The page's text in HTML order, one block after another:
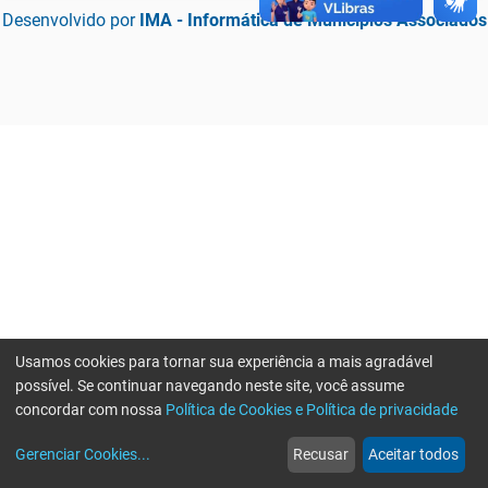
Desenvolvido por IMA - Informática de Municípios Associados
web
Notícias
more_horiz
Mais
Usamos cookies para tornar sua experiência a mais agradável
possível. Se continuar navegando neste site, você assume
concordar com nossa Política de Cookies e Política de privacidade
Gerenciar Cookies... Recusar Aceitar todos
Erro ao enviar informações, por favor tente novamente